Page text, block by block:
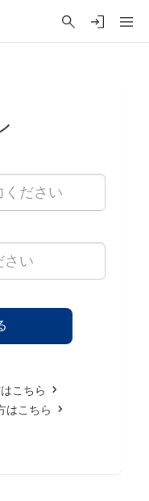
こちら
はこちら